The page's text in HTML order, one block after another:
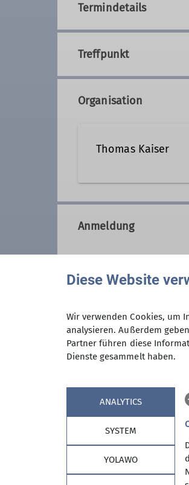
Termindetails
Treffpunkt
Organisation
Thomas Kaiser
Trainer*in C
Anmeldung
Anmeldung ab / bis
Maximale
Diese Website
Wir verwenden Cookies, um
analysieren. Außerdem
Partner führen diese
Dienste gesammelt haben.
ANALYTICS
SYSTEM
YOLAWO